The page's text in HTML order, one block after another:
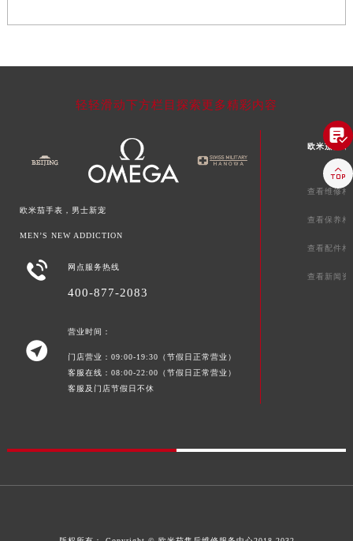
轻轻滑动下方栏目探索更多精彩内容
欧米茄手表，男士新宠
MEN’S NEW ADDICTION
 网点服务热线
400-877-2083

营业时间：
门店营业：09:00-19:30（节假日正常营业）
客服在线：08:00-22:00（节假日正常营业）
客服及门店节假日不休
欧米茄文章
查看维修相
查看保养相
查看配件相
查看新闻资

